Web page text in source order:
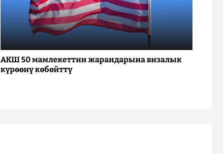
АКШ 50 мамлекеттин жарандарына визалык
күрөөнү көбөйттү